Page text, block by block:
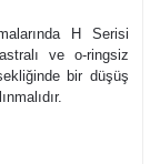
H Serisi
ve o-ringsiz
bir düşüş